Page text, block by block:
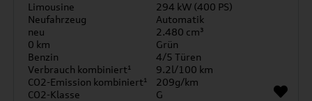
Limousine
294 kW (400 PS)
Neufahrzeug
Automatik
neu
2.480 cm³
0 km
Grün
Benzin
4/5 Türen
Verbrauch kombiniert¹
9.2l/100 km
CO2-Emission kombiniert¹
209g/km
CO2-Klasse
G